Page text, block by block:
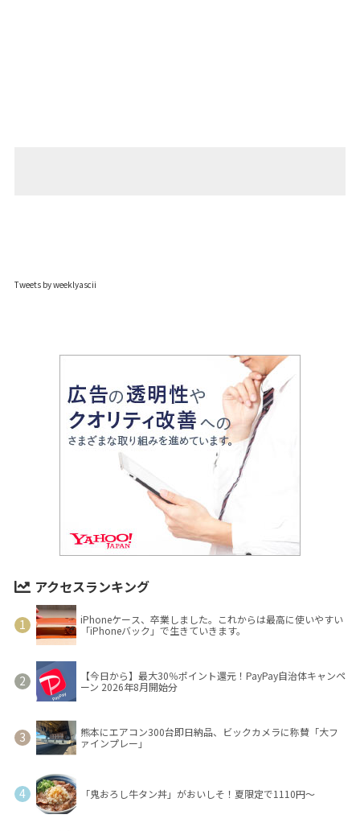
Tweets by weeklyascii
アクセスランキング
iPhoneケース、卒業しました。これからは最高に使いやすい
「iPhoneバック」で生きていきます。
【今日から】最大30％ポイント還元！PayPay自治体キャンペ
ーン 2026年8月開始分
熊本にエアコン300台即日納品、ビックカメラに称賛「大フ
ァインプレー」
「鬼おろし牛タン丼」がおいしそ！夏限定で1110円～